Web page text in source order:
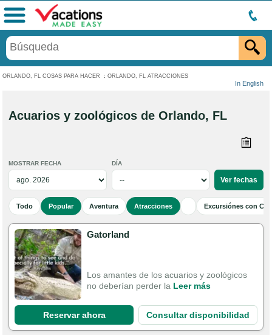
ORLANDO, FL COSAS PARA HACER : ORLANDO, FL ATRACCIONES
In English
Menú
Acuarios y zoológicos de Orlando, FL
MOSTRAR FECHA DÍA
Todo Popular Aventura Atracciones Excursiónes con
Gatorland
Los amantes de los acuarios y zoológicos
no deberían perder la Leer más
Reservar ahora Consultar disponibilidad